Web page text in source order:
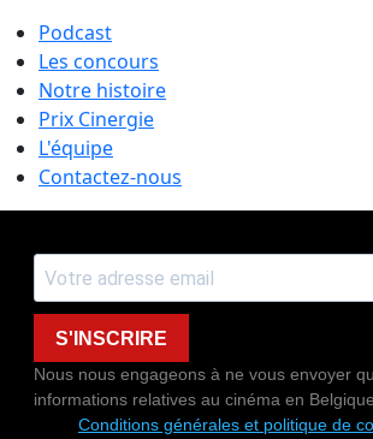
Podcast
Les concours
Notre histoire
Prix Cinergie
L'équipe
Contactez-nous
S'INSCRIRE
Nous nous engageons à ne vous envoyer
informations relatives au cinéma en
Conditions générales et politique de